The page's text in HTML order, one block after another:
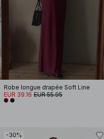
Robe longue drapée Soft Line
EUR 39.16 EUR 55.95
-30%